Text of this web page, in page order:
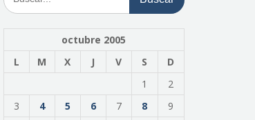
octubre 2005
L
M X J V S
D
1
2
3
4 5 6 7 8
9